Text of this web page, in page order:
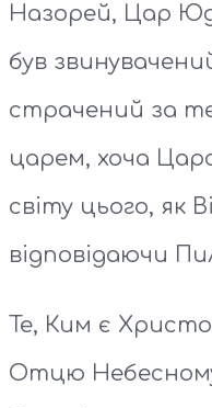
Назорей, Цар
був
страчений за
царем, хоча
світу цього, як
відповідаючи
Те, Ким є
Отцю